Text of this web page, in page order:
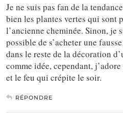
Je ne suis pas fan de la
bien les plantes vertes qui sont
l’ancienne cheminée. Sinon, je
possible de s’acheter une
dans le reste de la décoration
comme idée, cependant,
et le feu qui crépite le soir.
RÉPONDRE